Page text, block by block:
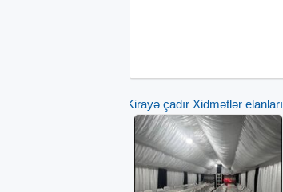
Kirayə çadır Xidmətlər elanları